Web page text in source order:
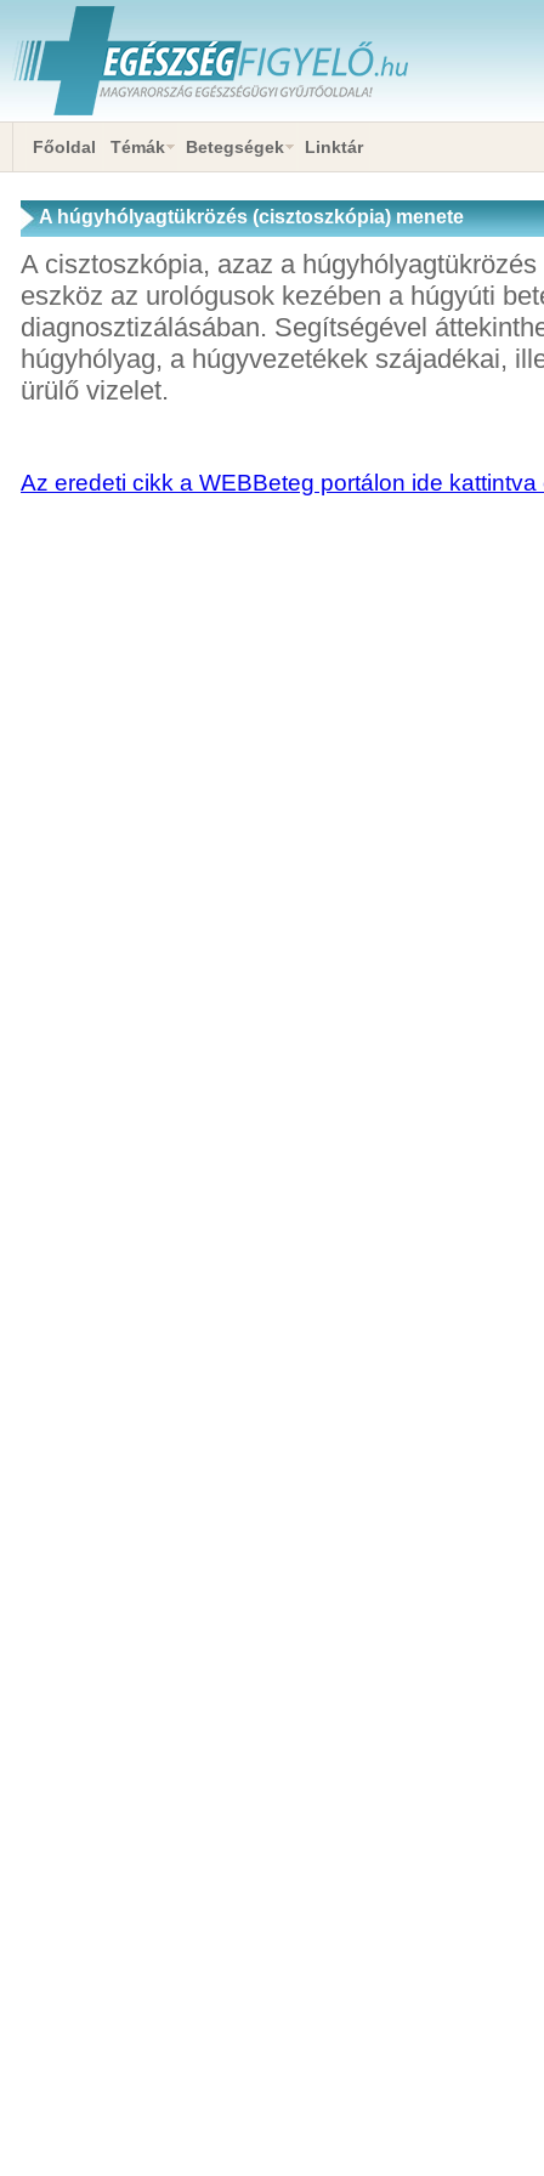
Főoldal Témák Betegségek Linktár
A húgyhólyagtükrözés (cisztoszkópia) menete
A cisztoszkópia, azaz a
eszköz az urológusok kezében a húgyúti
diagnosztizálásában. Segítségével
húgyhólyag, a húgyvezetékek szájadékai,
ürülő vizelet.
Az eredeti cikk a WEBBeteg portálon ide